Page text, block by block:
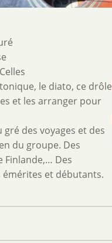
le diato, ce drôle
et les arranger pour
des voyages et des
du groupe. Des
Finlande,… Des
émérites et débutants.